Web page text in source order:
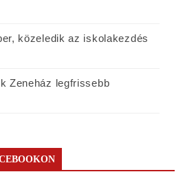
közeledik az iskolakezdés
Zeneház legfrissebb